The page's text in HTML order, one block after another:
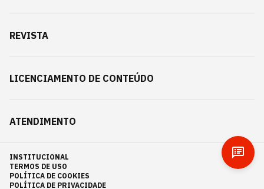
REVISTA
LICENCIAMENTO DE CONTEÚDO
ATENDIMENTO
INSTITUCIONAL
TERMOS DE USO
POLÍTICA DE COOKIES
POLÍTICA DE PRIVACIDADE